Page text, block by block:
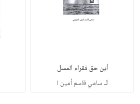
أين حق فقراء المسل
لـسامي قاسم أمين ا